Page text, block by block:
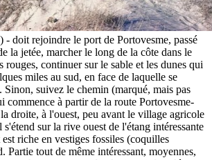
- doit rejoindre le port de Portovesme, passé
la jetée, marcher le long de la côte dans le
rouges, continuer sur le sable et les dunes qui
miles au sud, en face de laquelle se
Sinon, suivez le chemin (marqué, mais pas
commence à partir de la route Portovesme-
droite, à l'ouest, peu avant le village agricole
s'étend sur la rive ouest de l'étang intéressante
riche en vestiges fossiles (coquilles
Partie tout de même intéressant, moyennes,